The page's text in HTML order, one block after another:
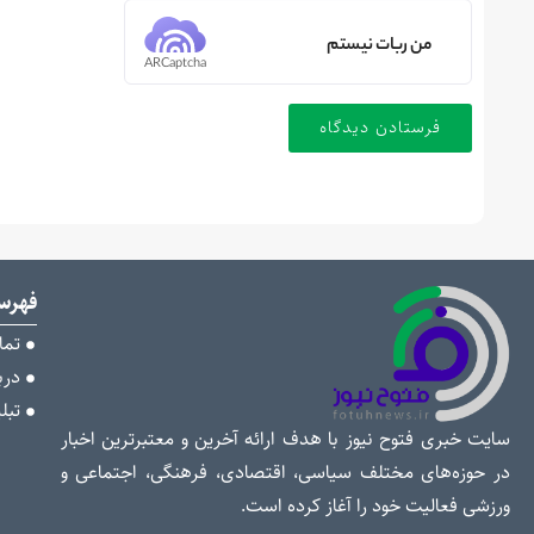
من ربات نیستم
ARCaptcha
سایت خبری فتوح نیوز با هدف ارائه آخرین و معتبرترین اخبار
در حوزه‌های مختلف سیاسی، اقتصادی، فرهنگی، اجتماعی و
ورزشی فعالیت خود را آغاز کرده است.